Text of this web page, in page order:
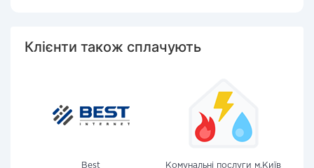
Клієнти також сплачують
Best
Комунальні послуги м.Київ